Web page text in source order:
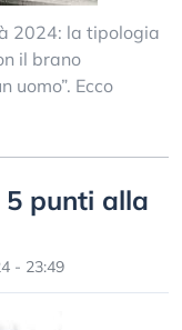
2024: la tipologia
il brano
uomo”. Ecco
5 punti alla
- 23:49